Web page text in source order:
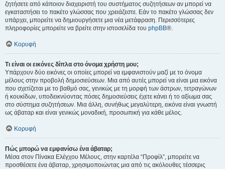
ζητήσετε από κάποιον διαχειριστή του συστήματος συζητήσεων αν μπορεί να
εγκαταστήσει το πακέτο γλώσσας που χρειάζεστε. Εάν το πακέτο γλώσσας δεν
υπάρχει, μπορείτε να δημιουργήσετε μια νέα μετάφραση. Περισσότερες
πληροφορίες μπορείτε να βρείτε στην ιστοσελίδα του phpBB®.
Κορυφή
Τι είναι οι εικόνες δίπλα στο όνομα χρήστη μου;
Υπάρχουν δύο εικόνες οι οποίες μπορεί να εμφανιστούν μαζί με το όνομα
μέλους στην προβολή δημοσιεύσεων. Μια από αυτές μπορεί να είναι μια εικόνα
που σχετίζεται με το βαθμό σας, γενικώς με τη μορφή των άστρων, τετραγώνων
ή κουκίδων, υποδεικνύοντας πόσες δημοσιεύσεις έχετε κάνει ή το αξίωμα σας
στο σύστημα συζητήσεων. Μια άλλη, συνήθως μεγαλύτερη, εικόνα είναι γνωστή
ως άβαταρ και είναι γενικώς μοναδική, προσωπική για κάθε μέλος.
Κορυφή
Πώς μπορώ να εμφανίσω ένα άβαταρ;
Μέσα στον Πίνακα Ελέγχου Μέλους, στην καρτέλα “Προφίλ”, μπορείτε να
προσθέσετε ένα άβαταρ, χρησιμοποιώντας μια από τις ακόλουθες τέσσερις